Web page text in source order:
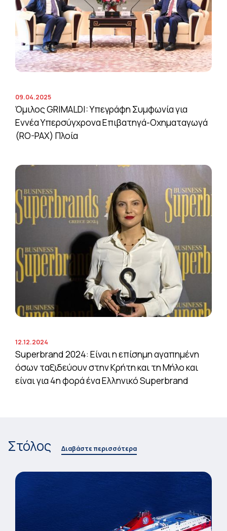
09.04.2025
Όμιλος GRIMALDI: Υπεγράφη Συμφωνία για
Εννέα Υπερσύγχρονα Επιβατηγά-Οχηματαγωγά
(RO-PAX) Πλοία
12.12.2024
Superbrand 2024: Είναι η επίσημη αγαπημένη
όσων ταξιδεύουν στην Κρήτη και τη Μήλο και
είναι για 4η φορά ένα Ελληνικό Superbrand
Στόλος Διαβάστε περισσότερα